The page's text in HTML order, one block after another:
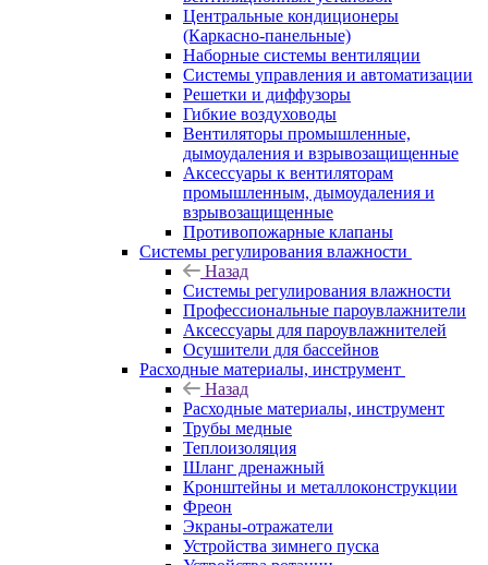
Центральные кондиционеры
(Каркасно-панельные)
Наборные системы вентиляции
Системы управления и автоматизации
Решетки и диффузоры
Гибкие воздуховоды
Вентиляторы промышленные,
дымоудаления и взрывозащищенные
Аксессуары к вентиляторам
промышленным, дымоудаления и
взрывозащищенные
Противопожарные клапаны
Системы регулирования влажности
Назад
Системы регулирования влажности
Профессиональные пароувлажнители
Аксессуары для пароувлажнителей
Осушители для бассейнов
Расходные материалы, инструмент
Назад
Расходные материалы, инструмент
Трубы медные
Теплоизоляция
Шланг дренажный
Кронштейны и металлоконструкции
Фреон
Экраны-отражатели
Устройства зимнего пуска